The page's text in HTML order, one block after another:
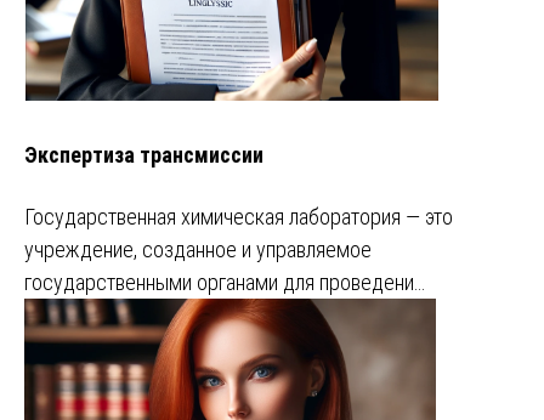
Экспертиза трансмиссии
Государственная химическая лаборатория — это
учреждение, созданное и управляемое
государственными органами для проведени…